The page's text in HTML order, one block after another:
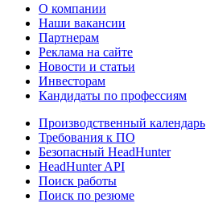
О компании
Наши вакансии
Партнерам
Реклама на сайте
Новости и статьи
Инвесторам
Кандидаты по профессиям
Производственный календарь
Требования к ПО
Безопасный HeadHunter
HeadHunter API
Поиск работы
Поиск по резюме